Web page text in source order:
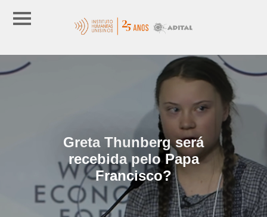
Greta Thunberg será
recebida pelo Papa
Francisco?